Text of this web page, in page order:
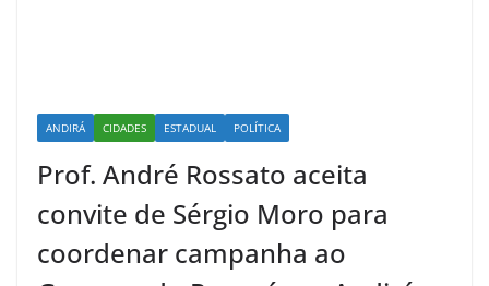
ANDIRÁ CIDADES ESTADUAL POLÍTICA
Prof. André Rossato aceita
convite de Sérgio Moro para
coordenar campanha ao